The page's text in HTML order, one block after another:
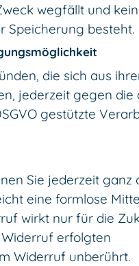
wegfällt und
Speicherung besteht.
die sich aus
jederzeit gegen die
gestützte
Sie jederzeit ganz
eine formlose
wirkt nur für die
erfolgten
Widerruf unberührt.